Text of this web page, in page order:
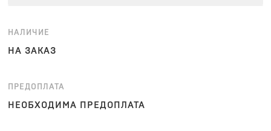
НАЛИЧИЕ
НА ЗАКАЗ
ПРЕДОПЛАТА
НЕОБХОДИМА ПРЕДОПЛАТА